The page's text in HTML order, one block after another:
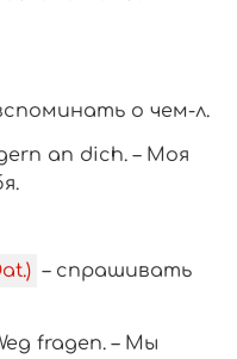
о чем-л.
an dich. – Моя
– спрашивать
fragen. – Мы